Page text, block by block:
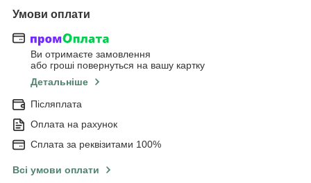
Умови оплати
Ви отримаєте замовлення
або гроші повернуться на вашу картку
Детальніше
Післяплата
Оплата на рахунок
Сплата за реквізитами 100%
Всі умови оплати